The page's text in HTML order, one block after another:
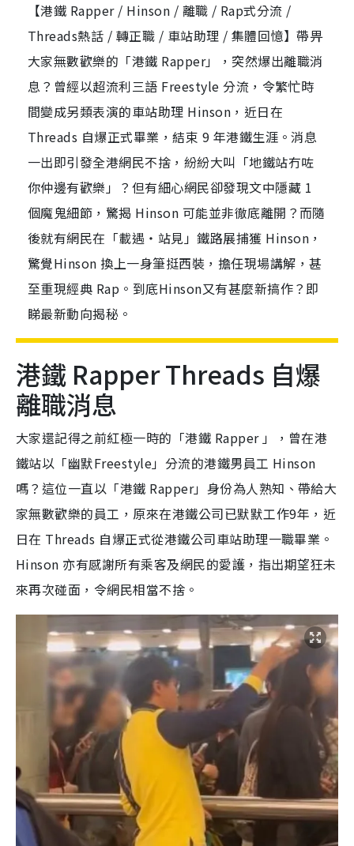
【港鐵 Rapper / Hinson / 離職 / Rap式分流 /
Threads熱話 / 轉正職 / 車站助理 / 集體回憶】帶畀
大家無數歡樂的「港鐵 Rapper」，突然爆出離職消
息？曾經以超流利三語 Freestyle 分流，令繁忙時
間變成另類表演的車站助理 Hinson，近日在
Threads 自爆正式畢業，結束 9 年港鐵生涯。消息
一出即引發全港網民不捨，紛紛大叫「地鐵站冇咗
你仲邊有歡樂」？但有細心網民卻發現文中隱藏 1
個魔鬼細節，驚揭 Hinson 可能並非徹底離開？而隨
後就有網民在「載遇‧站見」鐵路展捕獲 Hinson，
驚覺Hinson 換上一身筆挺西裝，擔任現場講解，甚
至重現經典 Rap。到底Hinson又有甚麼新搞作？即
睇最新動向揭秘。
港鐵 Rapper Threads 自爆
離職消息
大家還記得之前紅極一時的「港鐵 Rapper 」，曾在港
鐵站以「幽默Freestyle」分流的港鐵男員工 Hinson
嗎？這位一直以「港鐵 Rapper」身份為人熟知、帶給大
家無數歡樂的員工，原來在港鐵公司已默默工作9年，近
日在 Threads 自爆正式從港鐵公司車站助理一職畢業。
Hinson 亦有感謝所有乘客及網民的愛護，指出期望狂未
來再次碰面，令網民相當不捨。